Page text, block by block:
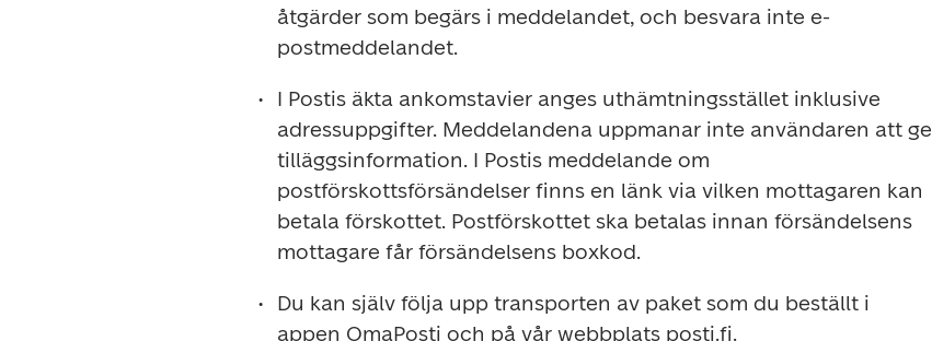
åtgärder som begärs i meddelandet, och besvara inte e-
I Postis äkta ankomstavier anges uthämtningsstället inklusive
adressuppgifter. Meddelandena uppmanar inte användaren att ge
tilläggsinformation. I Postis meddelande om
postförskottsförsändelser finns en länk via vilken mottagaren kan
betala förskottet. Postförskottet ska betalas innan försändelsens
Du kan själv följa upp transporten av paket som du beställt i